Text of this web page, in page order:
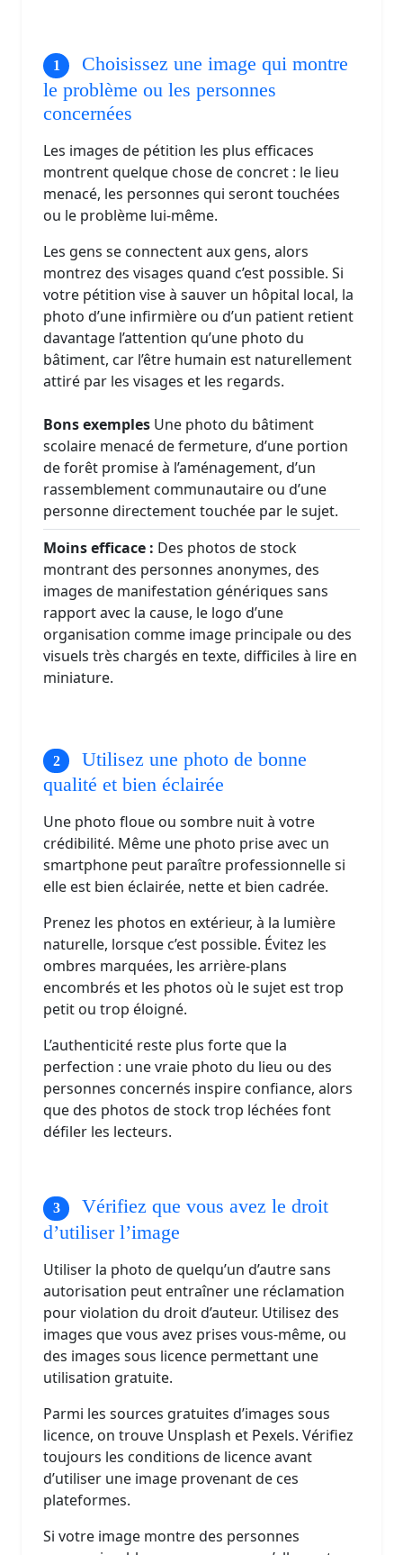
Choisissez une image qui montre
le problème ou les personnes
concernées
Les images de pétition les plus efficaces
montrent quelque chose de concret : le lieu
menacé, les personnes qui seront touchées
ou le problème lui-même.
Les gens se connectent aux gens, alors
montrez des visages quand c’est possible. Si
votre pétition vise à sauver un hôpital local, la
photo d’une infirmière ou d’un patient retient
davantage l’attention qu’une photo du
bâtiment, car l’être humain est naturellement
attiré par les visages et les regards.
Bons exemples Une photo du bâtiment
scolaire menacé de fermeture, d’une portion
de forêt promise à l’aménagement, d’un
rassemblement communautaire ou d’une
personne directement touchée par le sujet.
Moins efficace : Des photos de stock
montrant des personnes anonymes, des
images de manifestation génériques sans
rapport avec la cause, le logo d’une
organisation comme image principale ou des
visuels très chargés en texte, difficiles à lire en
miniature.
Utilisez une photo de bonne
qualité et bien éclairée
Une photo floue ou sombre nuit à votre
crédibilité. Même une photo prise avec un
smartphone peut paraître professionnelle si
elle est bien éclairée, nette et bien cadrée.
Prenez les photos en extérieur, à la lumière
naturelle, lorsque c’est possible. Évitez les
ombres marquées, les arrière-plans
encombrés et les photos où le sujet est trop
petit ou trop éloigné.
L’authenticité reste plus forte que la
perfection : une vraie photo du lieu ou des
personnes concernés inspire confiance, alors
que des photos de stock trop léchées font
défiler les lecteurs.
Vérifiez que vous avez le droit
d’utiliser l’image
Utiliser la photo de quelqu’un d’autre sans
autorisation peut entraîner une réclamation
pour violation du droit d’auteur. Utilisez des
images que vous avez prises vous-même, ou
des images sous licence permettant une
utilisation gratuite.
Parmi les sources gratuites d’images sous
licence, on trouve Unsplash et Pexels. Vérifiez
toujours les conditions de licence avant
d’utiliser une image provenant de ces
plateformes.
Si votre image montre des personnes